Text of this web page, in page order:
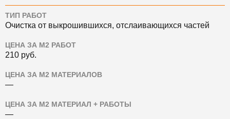
ТИП РАБОТ
Очистка от выкрошившихся, отслаивающихся частей
ЦЕНА ЗА М2 РАБОТ
210 руб.
ЦЕНА ЗА М2 МАТЕРИАЛОВ
—
ЦЕНА ЗА М2 МАТЕРИАЛ + РАБОТЫ
—